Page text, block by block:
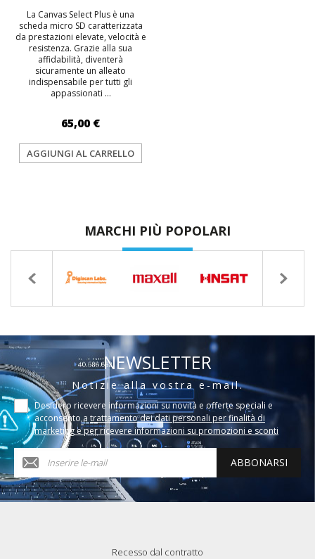
La Canvas Select Plus è una
scheda micro SD caratterizzata
da prestazioni elevate, velocità e
resistenza. Grazie alla sua
affidabilità, diventerà
sicuramente un alleato
indispensabile per tutti gli
appassionati ...
65,00 €
AGGIUNGI AL CARRELLO
MARCHI PIÙ POPOLARI
NEWSLETTER
Notizie alla vostra e-mail.
Desidero ricevere informazioni su novità e offerte speciali e
acconsento a trattamento dei dati personali per finalità di
marketing e per ricevere informazioni su promozioni e sconti
ABBONARSI
Recesso dal contratto